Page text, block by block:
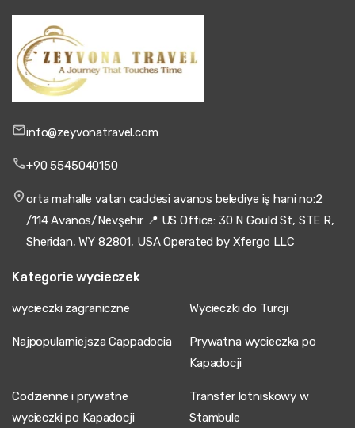
info@zeyvonatravel.com
+90 5545040150
orta mahalle vatan caddesi avanos belediye iş hani no:2
/114 Avanos/Nevşehir 📍 US Office: 30 N Gould St, STE R,
Sheridan, WY 82801, USA Operated by Xfergo LLC
Kategorie wycieczek
wycieczki zagraniczne Wycieczki do Turcji
Najpopularniejsza Cappadocia
Prywatna wycieczka po
Kapadocji
Codzienne i prywatne
wycieczki po Kapadocji
Transfer lotniskowy w
Stambule